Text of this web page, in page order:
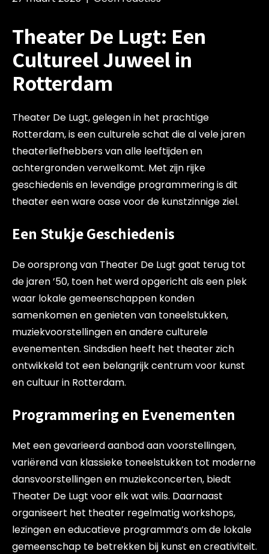
Theater De Lugt: Een
Cultureel Juweel in
Rotterdam
Theater De Lugt, gelegen in het prachtige
Rotterdam, is een culturele schat die al vele jaren
theaterliefhebbers van alle leeftijden en
achtergronden verwelkomt. Met zijn rijke
geschiedenis en levendige programmering is dit
theater een ware oase voor de kunstzinnige ziel.
Een Stukje Geschiedenis
De oorsprong van Theater De Lugt gaat terug tot
de jaren ’50, toen het werd opgericht als een plek
waar lokale gemeenschappen konden
samenkomen en genieten van toneelstukken,
muziekvoorstellingen en andere culturele
evenementen. Sindsdien heeft het theater zich
ontwikkeld tot een belangrijk centrum voor kunst
en cultuur in Rotterdam.
Programmering en Evenementen
Met een gevarieerd aanbod aan voorstellingen,
variërend van klassieke toneelstukken tot moderne
dansvoorstellingen en muziekconcerten, biedt
Theater De Lugt voor elk wat wils. Daarnaast
organiseert het theater regelmatig workshops,
lezingen en educatieve programma’s om de lokale
gemeenschap te betrekken bij kunst en creativiteit.